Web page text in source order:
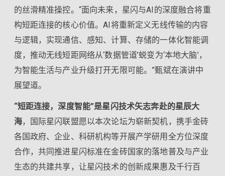
的丝滑精准操控。“面向未来，星闪与AI的深度融合将重
构短距连接的核心价值。AI将重新定义无线传输的内容
与逻辑，实现通信、感知、计算、存储的一体化智能调
度，推动无线短距网络从‘数据管道’蜕变为‘本地大脑’，
为智能生活与产业升级打开无限可能。”甄斌在演讲中
展望道。
“短距连接，深度智能”是星闪技术矢志奔赴的星辰大
海，国际星闪联盟愿以本次论坛为崭新契机，携手金砖
各国政府、企业、科研机构等开展产学研用全方位深度
合作，共同推进星闪标准在金砖国家的落地普及与产业
生态的共建共享，让星闪技术的创新成果惠及千行百